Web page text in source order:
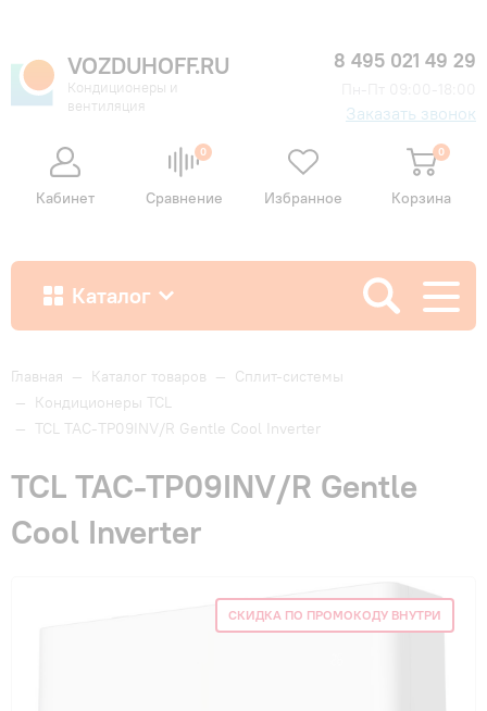
VOZDUHOFF.RU
Кондиционеры и
вентиляция
8 495 021 49 29
Заказать звонок
Кабинет
0
Сравнение Избранное
0
Корзина
Каталог
Как купить
Доставка и оплата
Гарантия и сервис
Главная — Каталог товаров — Сплит-системы
— Кондиционеры TCL
— TCL TAC-TP09INV/R Gentle Cool Inverter
TCL TAC-TP09INV/R Gentle
Cool Inverter
СКИДКА ПО ПРОМОКОДУ ВНУТРИ